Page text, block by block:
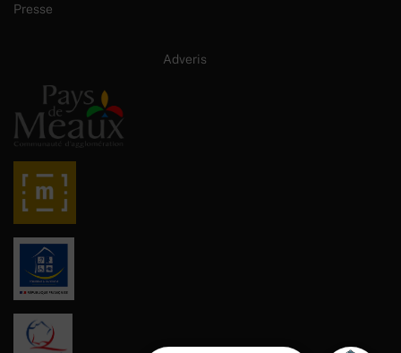
Presse
Adveris